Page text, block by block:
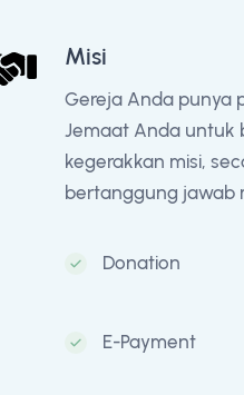
Misi
Gereja Anda punya
Jemaat Anda untuk
kegerakkan misi,
bertanggung jawab
Donation
E-Payment